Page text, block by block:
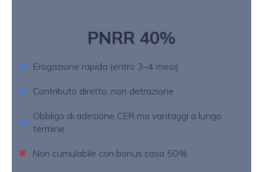
PNRR 40%
Erogazione rapida (entro 3–4 mesi)
Contributo diretto, non detrazione
Obbligo di adesione CER ma vantaggi a lungo
termine
Non cumulabile con bonus casa 50%